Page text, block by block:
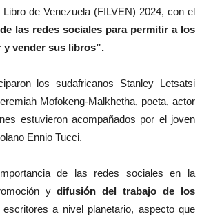
de Venezuela (FILVEN) 2024, con el
las redes sociales para permitir a los
vender sus libros”.
los sudafricanos Stanley Letsatsi
Mofokeng-Malkhetha, poeta, actor
estuvieron acompañados por el joven
Ennio Tucci.
de las redes sociales en la
ydifusión del trabajo de los
a nivel planetario, aspecto que